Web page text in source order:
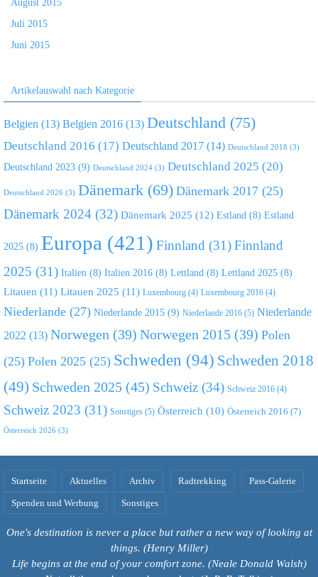
August 2015
Juli 2015
Juni 2015
Artikelauswahl nach Kategorie
Belgien (13) Belgien 2016 (13) Deutschland (75)
Deutschland 2016 (17) Deutschland 2017 (14) Deutschland 2018 (3)
Deutschland 2023 (9) Deutschland 2024 (3) Deutschland 2025 (20)
Deutschland 2026 (3) Dänemark (69) Dänemark 2017 (25)
Dänemark 2024 (32) Dänemark 2025 (12) Estland (8) Estland
2025 (8) Europa (421) Finnland (31)Finnland
2025 (31) Italien (8) Italien 2016 (8) Lettland (8) Lettland 2025 (8)
Litauen (11) Litauen 2025 (11) Luxembourg (4) Luxembourg 2016 (4)
Niederlande (27) Niederlande 2015 (9) Niederlande 2016 (5) Niederlande
2022 (13) Norwegen (39) Norwegen 2015 (39) Polen
(25) Polen 2025 (25) Schweden (94) Schweden 2018
(49) Schweden 2025 (45) Schweiz (34) Schweiz 2016 (4)
Schweiz 2023 (31) Sonstiges (5) Österreich (10) Österreich 2016 (7)
Österreich 2026 (3)
Startseite Aktuelles Archiv Radtrekking Pass-Galerie
Spenden und Werbung Sonstiges
One's destination is never a place but rather a new way of looking at
things. (Henry Miller)
Life begins at the end of your comfort zone. (Neale Donald Walsh)